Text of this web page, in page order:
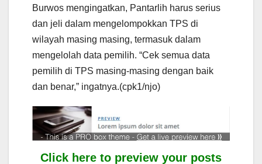
Burwos mengingatkan, Pantarlih harus serius
dan jeli dalam mengelompokkan TPS di
wilayah masing masing, termasuk dalam
mengelolah data pemilih. “Cek semua data
pemilih di TPS masing-masing dengan baik
dan benar,” ingatnya.(cpk1/njo)
Click here to preview your posts